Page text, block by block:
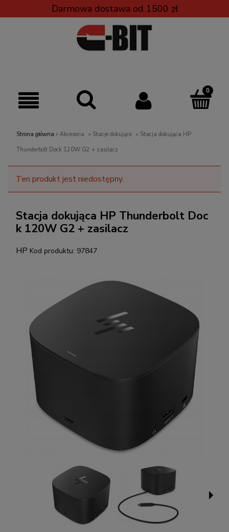
Darmowa dostawa od 1500 zł
Strona główna » Akcesoria » Stacje dokujące » Stacja dokująca HP
Thunderbolt Dock 120W G2 + zasilacz
Ten produkt jest niedostępny.
Stacja dokująca HP Thunderbolt Doc
k 120W G2 + zasilacz
HP Kod produktu: 97847